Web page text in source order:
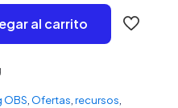
al carrito
OBS Ofertas recursos